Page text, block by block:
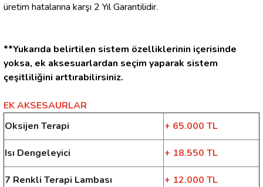
üretim hatalarına karşı 2 Yıl Garantilidir.
**Yukarıda belirtilen sistem özelliklerinin içerisinde
yoksa, ek aksesuarlardan seçim yaparak sistem
çeşitliliğini arttırabilirsiniz.
EK AKSESAURLAR
Oksijen Terapi
+ 65.000 TL
Isı Dengeleyici + 18.550 TL
7 Renkli Terapi Lambası + 12.000 TL